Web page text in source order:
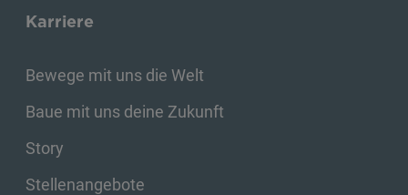
Karriere
Bewege mit uns die Welt
Baue mit uns deine Zukunft
Story
Stellenangebote